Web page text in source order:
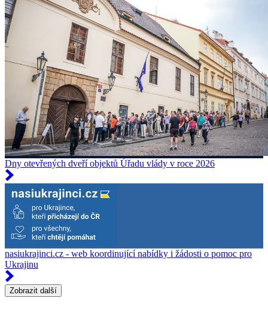
Dny otevřených dveří objektů Úřadu vlády v roce 2026
nasiukrajinci.cz - web koordinující nabídky i žádosti o pomoc pro
Ukrajinu
Zobrazit další